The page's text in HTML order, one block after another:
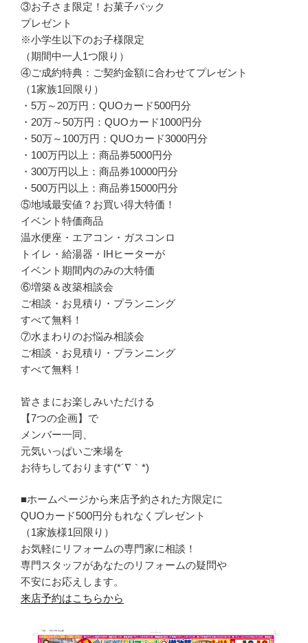
③お子さま限定！お菓子パック
プレゼント
※小学生以下のお子様限定
（期間中一人1つ限り）
④ご成約特典：ご契約金額に合わせてプレゼント
（1家族1回限り）
・5万～20万円：QUOカード500円分
・20万～50万円：QUOカード1000円分
・50万～100万円：QUOカード3000円分
・100万円以上：商品券5000円分
・300万円以上：商品券10000円分
・500万円以上：商品券15000円分
⑤地域最安値？お買い得大特価！
イベント特価商品
温水便座・エアコン・ガスコンロ
トイレ・給湯器・IHヒーターが
イベント期間内のみの大特価
⑥増築＆改築相談会
ご相談・お見積り・プランニング
すべて無料！
⑦水まわりのお悩み相談会
ご相談・お見積り・プランニング
すべて無料！
皆さまにお楽しみいただける
【7つの企画】で
メンバー一同、
元気いっぱいご来場を
お待ちしております(*´∇｀*)
■ホームページから来店予約された方限定に
QUOカード500円分もれなくプレゼント
（1家族様1回限り）
お気軽にリフォームの専門家に相談！
専門スタッフがあなたのリフォームの疑問や
不安にお応えします。
来店予約はこちらから